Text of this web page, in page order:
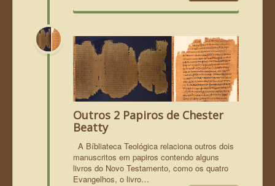
Outros 2 Papiros de Chester
Beatty
A Bíbliateca Teológica relaciona outros dois
manuscritos em papiros contendo alguns
livros do Novo Testamento, como os quatro
Evangelhos, o livro…